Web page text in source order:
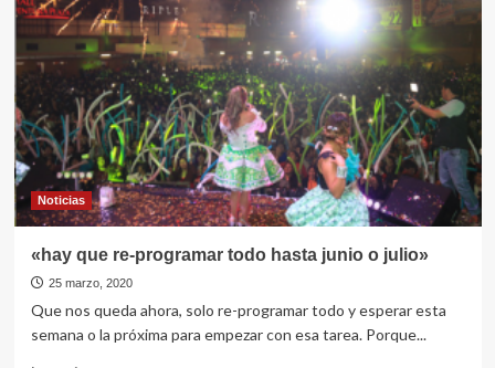
más
limpia
y
ordenada
del
pais
Noticias
«hay que re-programar todo hasta junio o julio»
25 marzo, 2020
Que nos queda ahora, solo re-programar todo y esperar esta
semana o la próxima para empezar con esa tarea. Porque...